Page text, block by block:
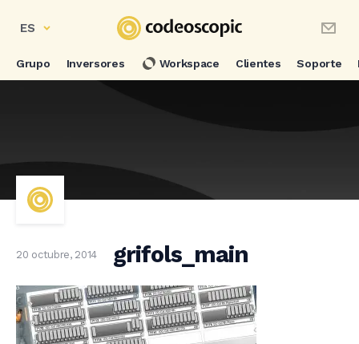
ES
Grupo Inversores Workspace Clientes Soporte
20 octubre, 2014 grifols_main